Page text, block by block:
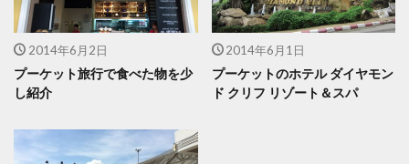
2014年6月2日
プーケット旅行で食べた物を少
し紹介
2014年6月1日
プーケットのホテル ダイヤモン
ド クリフ リゾート＆スパ